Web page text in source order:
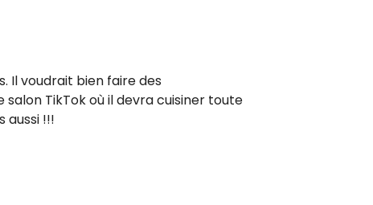
Il voudrait bien faire des
salon TikTok où il devra cuisiner toute
aussi !!!